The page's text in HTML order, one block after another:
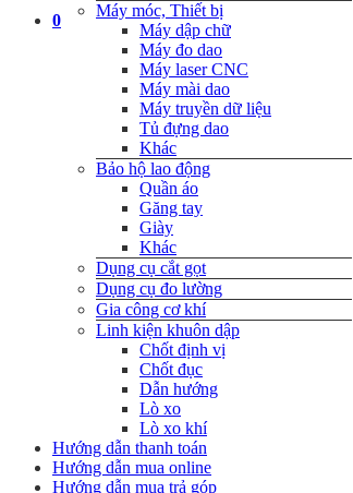
0
Máy móc, Thiết bị
Máy dập chữ
Máy đo dao
Máy laser CNC
Máy mài dao
Máy truyền dữ liệu
Tủ đựng dao
Khác
Bảo hộ lao động
Quần áo
Găng tay
Giày
Khác
Dụng cụ cắt gọt
Dụng cụ đo lường
Gia công cơ khí
Linh kiện khuôn dập
Chốt định vị
Chốt đục
Dẫn hướng
Lò xo
Lò xo khí
Hướng dẫn thanh toán
Hướng dẫn mua online
Hướng dẫn mua trả góp